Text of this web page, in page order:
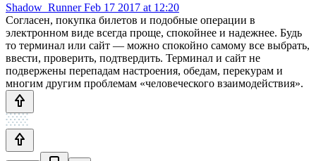
Shadow_RunnerFeb 17 2017 at 12:20
Согласен, покупка билетов и подобные операции в
электронном виде всегда проще, спокойнее и надежнее. Будь
то терминал или сайт — можно спокойно самому все выбрать,
ввести, проверить, подтвердить. Терминал и сайт не
подвержены перепадам настроения, обедам, перекурам и
многим другим проблемам «человеческого взаимодействия».